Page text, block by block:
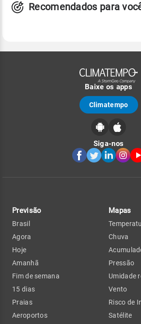
Recomendados para
Baixe os apps
Climatempo
Siga-nos
Previsão
Brasil
Agora
Hoje
Amanhã
Fim de semana
15 dias
Praias
Aeroportos
Mapas
Chuva
Pressão
Umidade
Vento
Risco de
Satélite